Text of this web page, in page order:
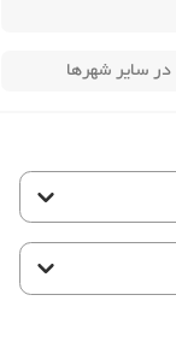
در سایر شهرها